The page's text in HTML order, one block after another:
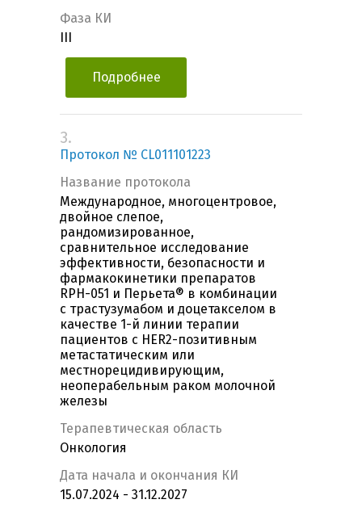
Фаза КИ
Подробнее
3.
Протокол № CL011101223
Название протокола
Международное, многоцентровое,
двойное слепое,
рандомизированное,
сравнительное исследование
эффективности, безопасности и
фармакокинетики препаратов
RPH-051 и Перьета® в комбинации
с трастузумабом и доцетакселом в
качестве 1-й линии терапии
пациентов с HER2-позитивным
метастатическим или
местнорецидивирующим,
неоперабельным раком молочной
железы
Терапевтическая область
Онкология
Дата начала и окончания КИ
15.07.2024 - 31.12.2027